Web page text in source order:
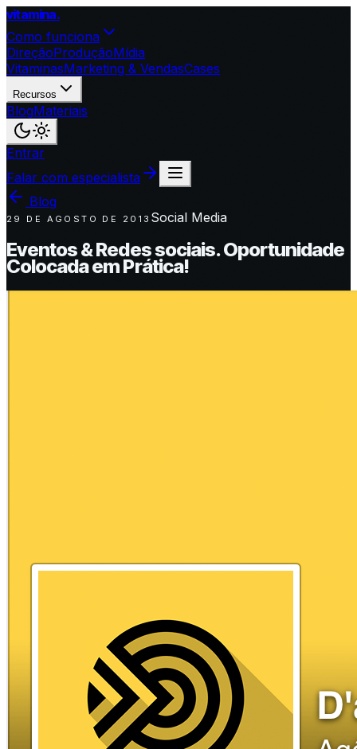
vitamina.
Como funciona
DireçãoProduçãoMídia
VitaminasMarketing & VendasCases
Recursos
BlogMateriais
Entrar
Falar com especialista
Blog
29 DE AGOSTO DE 2013 Social Media
Eventos & Redes sociais. Oportunidade
Colocada em Prática!